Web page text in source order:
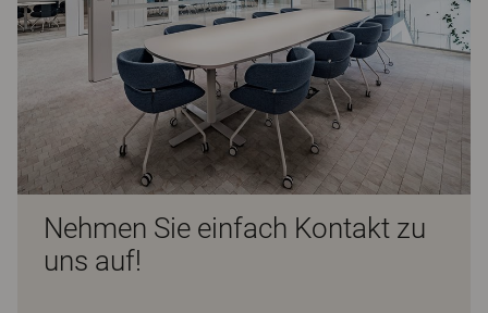
Nehmen Sie einfach Kontakt zu
uns auf!